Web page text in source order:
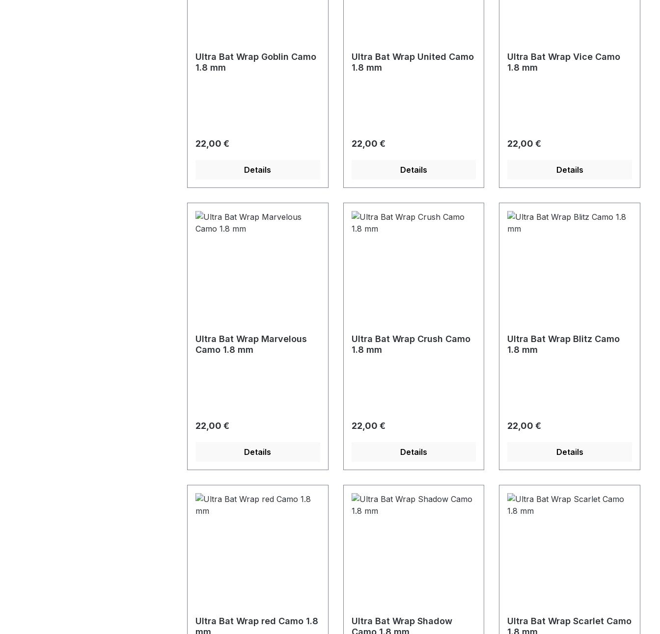
Ultra Bat Wrap Goblin Camo
1.8 mm
Regulärer Preis:
22,00 €
Details
Ultra Bat Wrap United Camo
1.8 mm
Regulärer Preis:
22,00 €
Details
Ultra Bat Wrap Vice Camo
1.8 mm
Regulärer Preis:
22,00 €
Details
Ultra Bat Wrap Marvelous
Camo 1.8 mm
Regulärer Preis:
22,00 €
Details
Ultra Bat Wrap Crush Camo
1.8 mm
Regulärer Preis:
22,00 €
Details
Ultra Bat Wrap Blitz Camo
1.8 mm
Regulärer Preis:
22,00 €
Details
Ultra Bat Wrap red Camo 1.8
Ultra Bat Wrap Shadow
Ultra Bat Wrap Scarlet Camo